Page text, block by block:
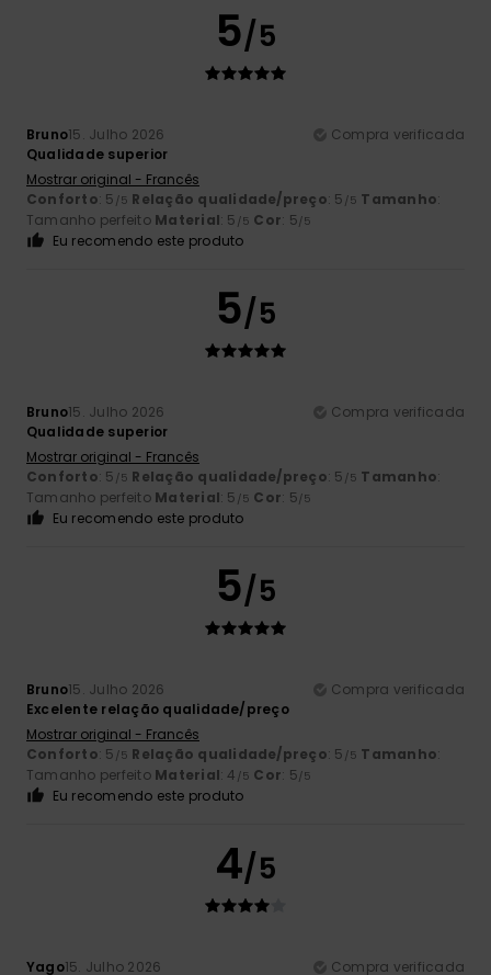
5/5
Bruno15. Julho 2026
Compra verificada
Qualidade superior
Mostrar original - Francês
Conforto: 5 /5 Relação qualidade/preço: 5 /5 Tamanho:
Tamanho perfeito Material: 5 /5 Cor: 5/5
Eu recomendo este produto
5/5
Bruno15. Julho 2026
Compra verificada
Qualidade superior
Mostrar original - Francês
Conforto: 5 /5 Relação qualidade/preço: 5 /5 Tamanho:
Tamanho perfeito Material: 5 /5 Cor: 5/5
Eu recomendo este produto
5/5
Bruno15. Julho 2026
Compra verificada
Excelente relação qualidade/preço
Mostrar original - Francês
Conforto: 5 /5 Relação qualidade/preço: 5 /5 Tamanho:
Tamanho perfeito Material: 4 /5 Cor: 5/5
Eu recomendo este produto
4/5
Yago15. Julho 2026
Compra verificada